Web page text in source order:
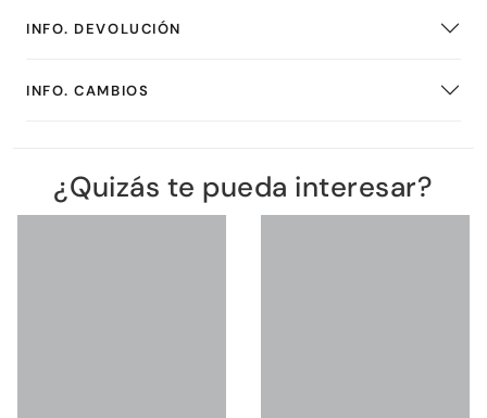
INFO. DEVOLUCIÓN
INFO. CAMBIOS
¿Quizás te pueda interesar?